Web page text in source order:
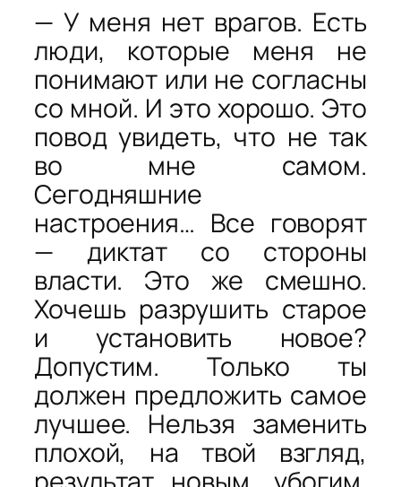
— У меня нет врагов. Есть
люди, которые меня не
понимают или не согласны
со мной. И это хорошо. Это
повод увидеть, что не так
во мне самом.
Сегодняшние
настроения… Все говорят
— диктат со стороны
власти. Это же смешно.
Хочешь разрушить старое
и установить новое?
Допустим. Только ты
должен предложить самое
лучшее. Нельзя заменить
плохой, на твой взгляд,